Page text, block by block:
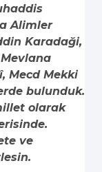
Alimler
Karadaği,
Mecd Mekki
bulunduk.
olarak
ve